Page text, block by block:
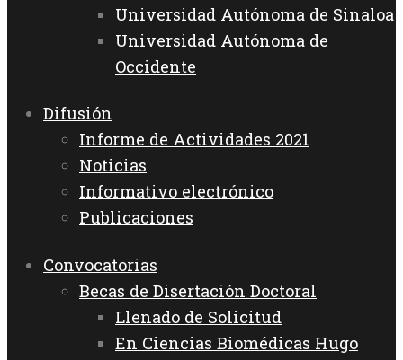
Universidad Autónoma de Sinaloa
Universidad Autónoma de
Occidente
Difusión
Informe de Actividades 2021
Noticias
Informativo electrónico
Publicaciones
Convocatorias
Becas de Disertación Doctoral
Llenado de Solicitud
En Ciencias Biomédicas Hugo